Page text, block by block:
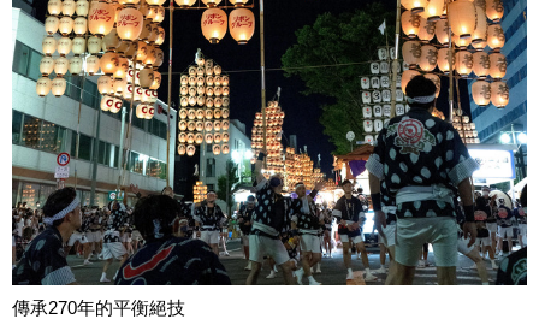
傳承270年的平衡絕技